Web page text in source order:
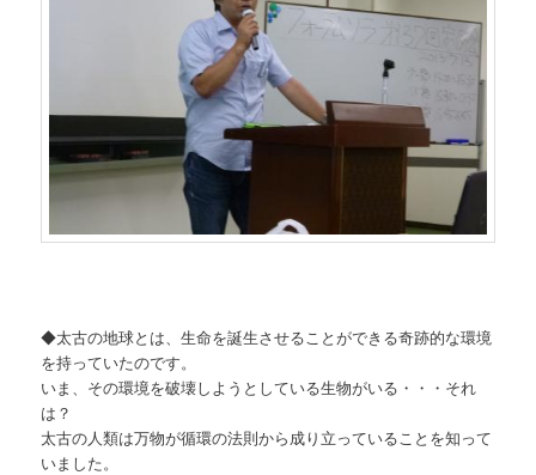
◆太古の地球とは、生命を誕生させることができる奇跡的な環境
を持っていたのです。
いま、その環境を破壊しようとしている生物がいる・・・それ
は？
太古の人類は万物が循環の法則から成り立っていることを知って
いました。